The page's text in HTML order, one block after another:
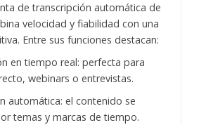
de transcripción automática de
velocidad y fiabilidad con una
Entre sus funciones destacan:
en tiempo real: perfecta para
webinars o entrevistas.
automática: el contenido se
temas y marcas de tiempo.